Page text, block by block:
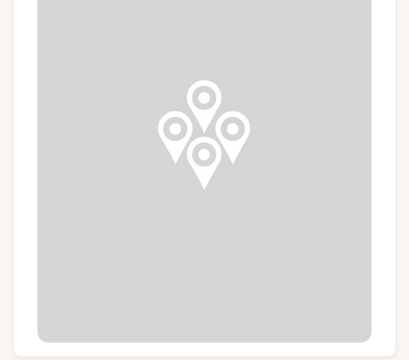
Follow us